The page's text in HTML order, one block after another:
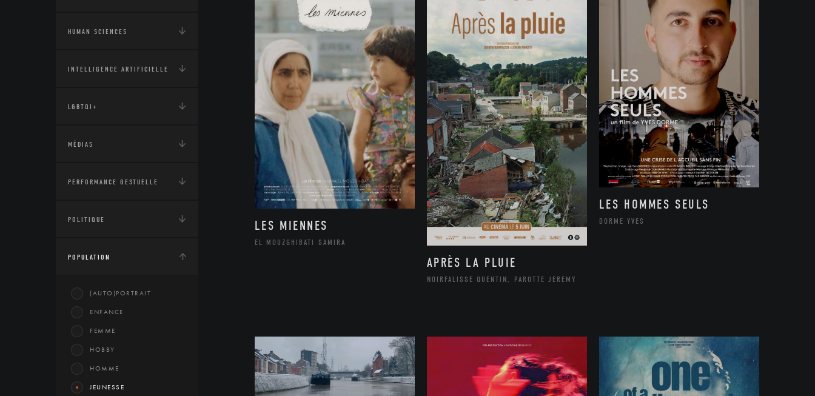
HUMAN SCIENCES
INTELLIGENCE ARTIFICIELLE
LGBTQI+
MÉDIAS
PERFORMANCE GESTUELLE
POLITIQUE
POPULATION
(AUTO)PORTRAIT
ENFANCE
FEMME
HOBBY
HOMME
JEUNESSE
LES MIENNES
EL MOUZGHIBATI SAMIRA
APRÈS LA PLUIE
NOIRFALISSE QUENTIN, PAROTTE JEREMY
LES HOMMES SEULS
DORME YVES